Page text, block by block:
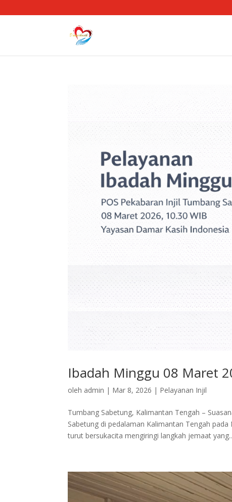
Ibadah Minggu 08 Maret
oleh admin | Mar 8, 2026 | Pelayanan Injil
Tumbang Sabetung, Kalimantan Tengah –
Sabetung di pedalaman Kalimantan Tengah
turut bersukacita mengiringi langkah jemaat